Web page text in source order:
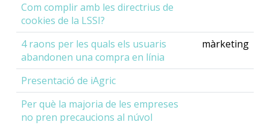
Com complir amb les directrius de
cookies de la LSSI?
4 raons per les quals els usuaris
abandonen una compra en línia
màrketing
Presentació de iAgric
Per què la majoria de les empreses
no pren precaucions al núvol